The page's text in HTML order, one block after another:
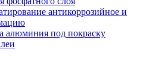
антикоррозийное и
алюминия под покраску